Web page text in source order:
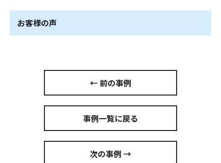
お客様の声
← 前の事例
事例一覧に戻る
次の事例 →